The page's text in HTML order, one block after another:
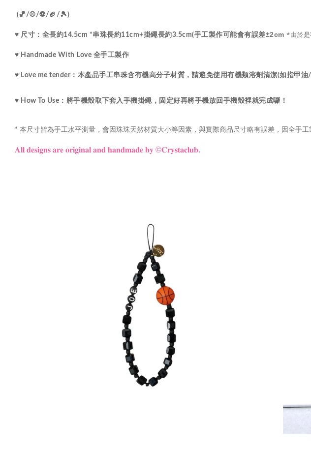
(🏀/⚾️/⚽️/🏈/🎾)
♥ 尺寸： 全長約14.5cm *串珠長約11cm+掛繩長約3.5cm(手工製作可能會有誤差±2cm *由於是
♥ Handmade With Love 全手工製作
♥ Love me tender： 本產品手工串珠含有機高分子材質，請避免使用有機類溶劑清潔(如指甲
♥ How To Use：將手機殼取下套入手機掛繩，固定好再將手機放回手機殼裡就完成囉！
* 本尺寸皆為手工水平測量，會因珠珠天然材質大小等因素，與實際商品尺寸略有誤差，因全手
𝐀𝐥𝐥 𝐝𝐞𝐬𝐢𝐠𝐧𝐬 𝐚𝐫𝐞 𝐨𝐫𝐢𝐠𝐢𝐧𝐚𝐥 𝐚𝐧𝐝 𝐡𝐚𝐧𝐝𝐦𝐚𝐝𝐞 𝐛𝐲 ©𝐂𝐫𝐲𝐬𝐭𝐚𝐜𝐥𝐮𝐛.